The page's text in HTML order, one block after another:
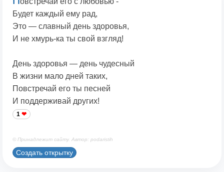
Будет каждый ему рад,
Это — славный день здоровья,
И не хмурь-ка ты свой взгляд!
День здоровья — день чудесный
В жизни мало дней таких,
Повстречай его ты песней
И поддерживай других!
1
© Принадлежит сайту. Автор: podaristih
Создать открытку